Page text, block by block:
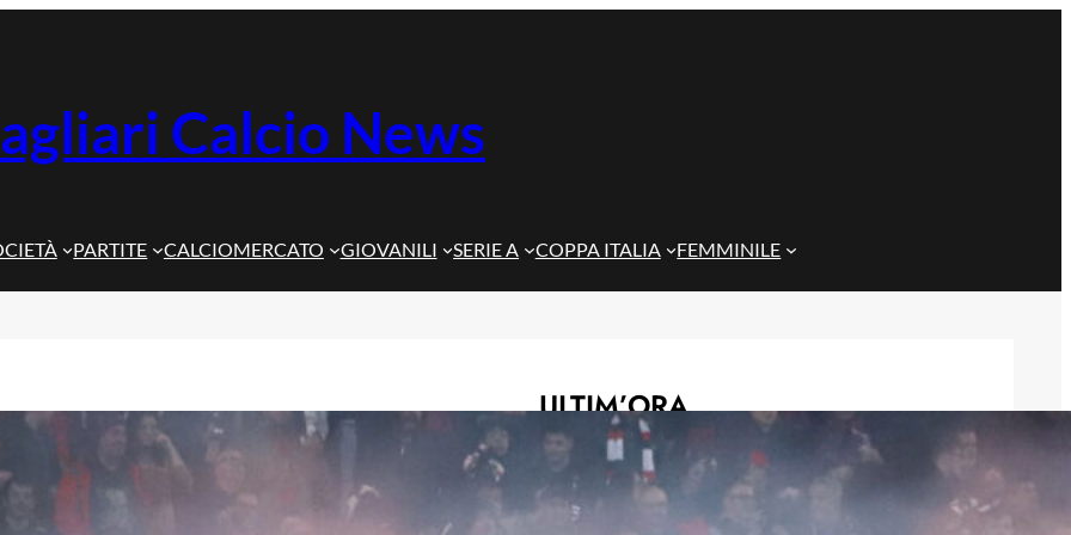
Calcio News
PARTITE CALCIOMERCATO GIOVANILI SERIE A COPPA ITALIA FEMMINILE
ULTIM’ORA
Quintero si allontana dal Cagliari:
per lui si apre la porta del
campionato colombiano